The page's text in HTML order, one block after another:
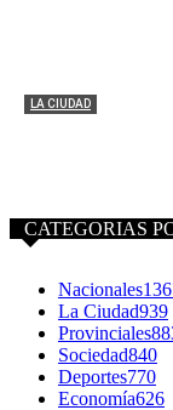
LA CIUDAD
CATEGORIAS
Nacionales
La Ciudad939
Provinciales
Sociedad840
Deportes770
Economía626